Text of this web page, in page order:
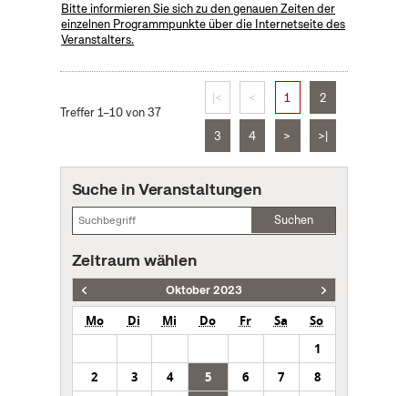
Bitte informieren Sie sich zu den genauen Zeiten der
einzelnen Programmpunkte über die Internetseite des
Veranstalters.
Treffer 1–10 von 37
|< < 1 2
3 4 > >|
Suche in Veranstaltungen
Suchen
Zeitraum wählen
Oktober 2023
Mo Di Mi Do Fr Sa
So
1
2
3 4 5 6 7
8